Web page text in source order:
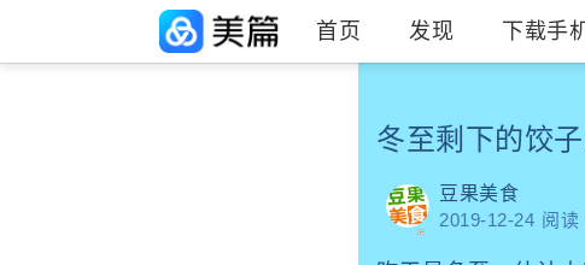
首页 发现 下载手
冬至剩下的饺
豆果美食
2019-12-24 阅读